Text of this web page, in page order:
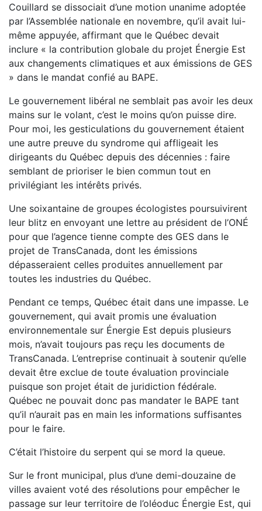
Couillard se dissociait d’une motion unanime adoptée
par l’Assemblée nationale en novembre, qu’il avait lui-
même appuyée, affirmant que le Québec devait
inclure « la contribution globale du projet Énergie Est
aux changements climatiques et aux émissions de GES
» dans le mandat confié au BAPE.
Le gouvernement libéral ne semblait pas avoir les deux
mains sur le volant, c’est le moins qu’on puisse dire.
Pour moi, les gesticulations du gouvernement étaient
une autre preuve du syndrome qui affligeait les
dirigeants du Québec depuis des décennies : faire
semblant de prioriser le bien commun tout en
privilégiant les intérêts privés.
Une soixantaine de groupes écologistes poursuivirent
leur blitz en envoyant une lettre au président de l’ONÉ
pour que l’agence tienne compte des GES dans le
projet de TransCanada, dont les émissions
dépasseraient celles produites annuellement par
toutes les industries du Québec.
Pendant ce temps, Québec était dans une impasse. Le
gouvernement, qui avait promis une évaluation
environnementale sur Énergie Est depuis plusieurs
mois, n’avait toujours pas reçu les documents de
TransCanada. L’entreprise continuait à soutenir qu’elle
devait être exclue de toute évaluation provinciale
puisque son projet était de juridiction fédérale.
Québec ne pouvait donc pas mandater le BAPE tant
qu’il n’aurait pas en main les informations suffisantes
pour le faire.
C’était l’histoire du serpent qui se mord la queue.
Sur le front municipal, plus d’une demi-douzaine de
villes avaient voté des résolutions pour empêcher le
passage sur leur territoire de l’oléoduc Énergie Est, qui